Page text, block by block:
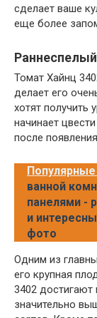
сделает ваше
еще более
Томат Хайнц
делает его
хотят получить
начинает
после
Популярные
ванной
панелями -
и
фото
Одним из
его крупная
3402
значительно